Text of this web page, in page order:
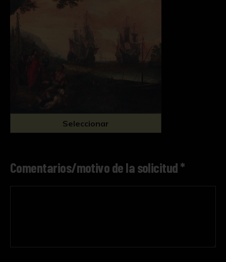
Seleccionar
Comentarios/motivo de la solicitud *